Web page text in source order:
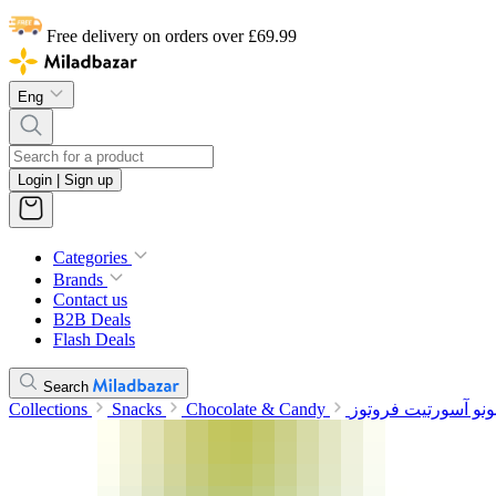
Free delivery on orders over £69.99
Eng
Login | Sign up
Categories
Brands
Contact us
B2B Deals
Flash Deals
Search
Collections Snacks Chocolate & Candy آسورتیت فروتوز